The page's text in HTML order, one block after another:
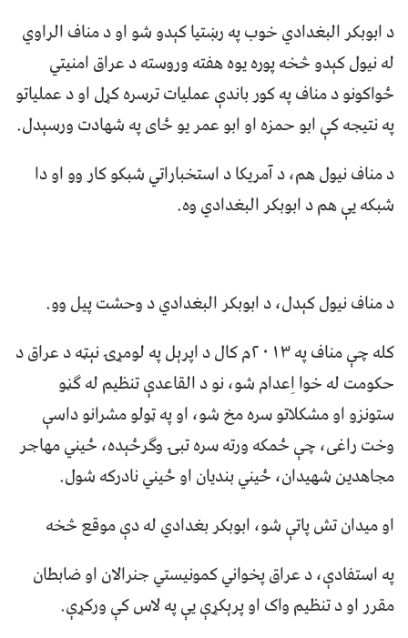
د ابوبکر البغدادي خوب په رښتیا کېدو شو او د مناف الراوي
له نیول کېدو څخه پوره یوه هفته وروسته د عراق امنیتي
ځواکونو د مناف په کور باندې عملیات ترسره کړل او د عملیاتو
په نتیجه کې ابو حمزه او ابو عمر یو ځای په شهادت ورسېدل.
د مناف نیول هم، د آمریکا د استخباراتي شبکو کار وو او دا
شبکه یې هم د ابوبکر البغدادي وه.
د مناف نیول کېدل، د ابوبکر البغدادي د وحشت پیل وو.
کله چې مناف په ٢٠١٣م کال د اپرېل په لومړۍ نېټه د عراق د
حکومت له خوا اِعدام شو، نو د القاعدې تنظیم له ګڼو
ستونزو او مشکلاتو سره مخ شو، او په ټولو مشرانو داسې
وخت راغی، چې ځمکه ورته سره تبۍ وګرځېده، ځیني مهاجر
مجاهدین شهیدان، ځیني بندیان او ځیني نادرکه شول.
او میدان تش پاتې شو، ابوبکر بغدادي له دې موقع څخه
په استفادې، د عراق پخواني کمونیستي جنرالان او ضابطان
مقرر او د تنظیم واک او پرېکړې یې په لاس کې ورکړې.